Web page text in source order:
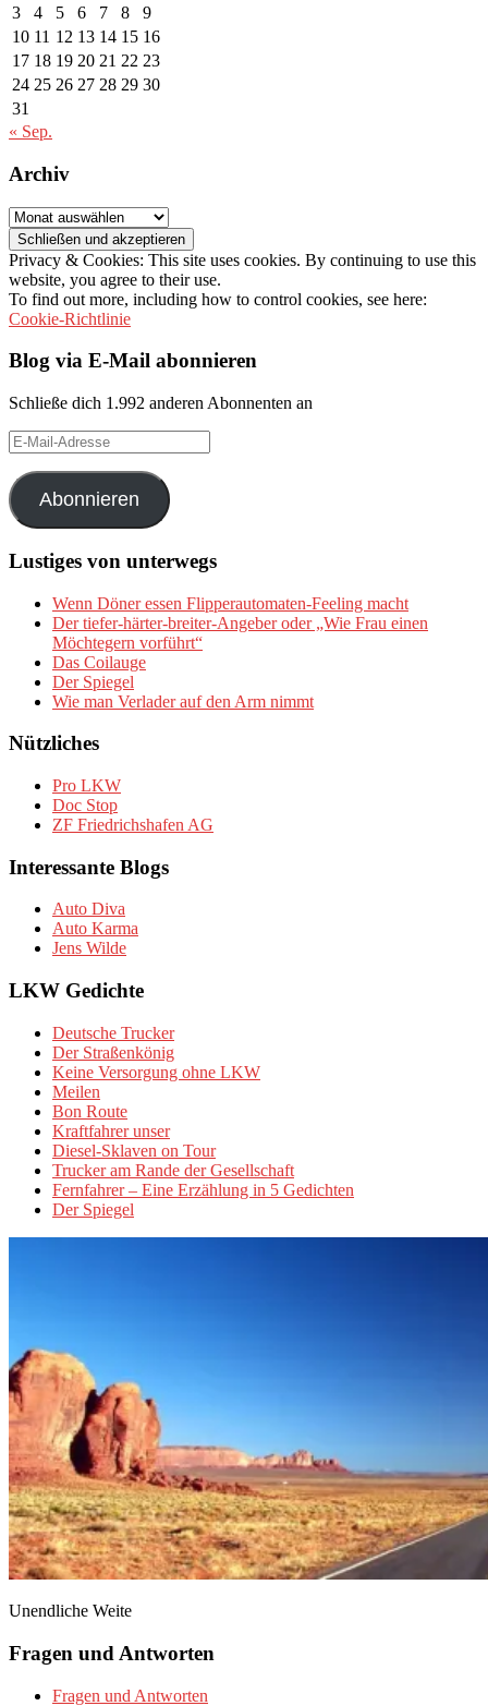
3
4 5 6 7 8
9
10 11 12 13 14 15 16
17 18 19 20 21 22 23
24 25 26 27 28 29 30
31
« Sep.
Archiv
Archiv
Privacy & Cookies: This site uses cookies. By continuing to use this
website, you agree to their use.
To find out more, including how to control cookies, see here:
Cookie-Richtlinie
Blog via E-Mail abonnieren
Schließe dich 1.992 anderen Abonnenten an
E-
Mail-
Adresse
Abonnieren
Lustiges von unterwegs
Wenn Döner essen Flipperautomaten-Feeling macht
Der tiefer-härter-breiter-Angeber oder „Wie Frau einen
Möchtegern vorführt“
Das Coilauge
Der Spiegel
Wie man Verlader auf den Arm nimmt
Nützliches
Pro LKW
Doc Stop
ZF Friedrichshafen AG
Interessante Blogs
Auto Diva
Auto Karma
Jens Wilde
LKW Gedichte
Deutsche Trucker
Der Straßenkönig
Keine Versorgung ohne LKW
Meilen
Bon Route
Kraftfahrer unser
Diesel-Sklaven on Tour
Trucker am Rande der Gesellschaft
Fernfahrer – Eine Erzählung in 5 Gedichten
Der Spiegel
Unendliche Weite
Fragen und Antworten
Fragen und Antworten